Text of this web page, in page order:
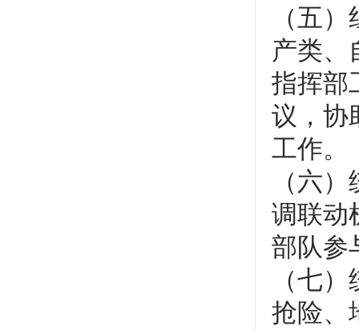
（五
产类、
指挥部
议，协
工作。
（六
调联动
部队参
（七
抢险、